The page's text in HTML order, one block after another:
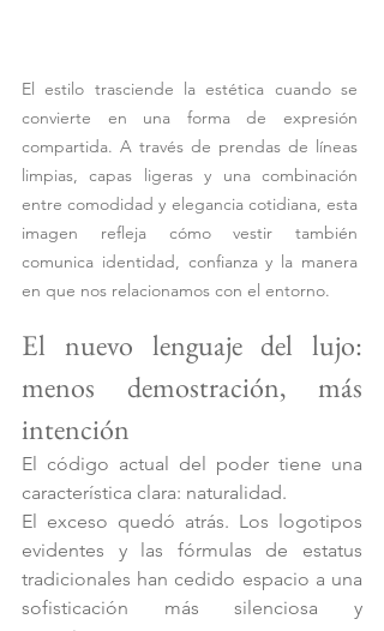
El estilo trasciende la estética cuando se
convierte en una forma de expresión
compartida. A través de prendas de líneas
limpias, capas ligeras y una combinación
entre comodidad y elegancia cotidiana, esta
imagen refleja cómo vestir también
comunica identidad, confianza y la manera
en que nos relacionamos con el entorno.
El nuevo lenguaje del lujo:
menos demostración, más
intención
El código actual del poder tiene una
característica clara: naturalidad.
El exceso quedó atrás. Los logotipos
evidentes y las fórmulas de estatus
tradicionales han cedido espacio a una
sofisticación más silenciosa y